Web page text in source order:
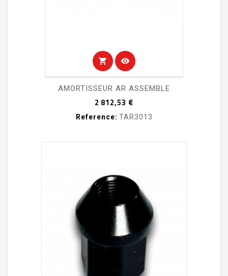
shopping_cart visibility
AMORTISSEUR AR ASSEMBLE
2 812,53 €
Reference: TAR3013